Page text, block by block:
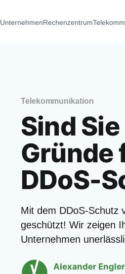
UnternehmenRechenzentrum
Telekommunikation
Sind
Gründe
DDoS-
Mit dem DDoS-Schutz
geschützt! Wir zeigen
Unternehmen
Alexander Engler